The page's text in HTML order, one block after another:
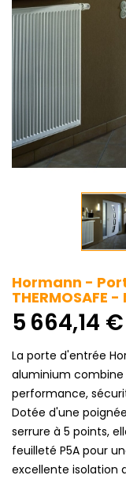
Hormann -
THERMOSAFE -
5 664,14 €
La porte d'entrée
aluminium
performance,
Dotée d'une
serrure à 5 points,
feuilleté P5A pour
excellente isolation